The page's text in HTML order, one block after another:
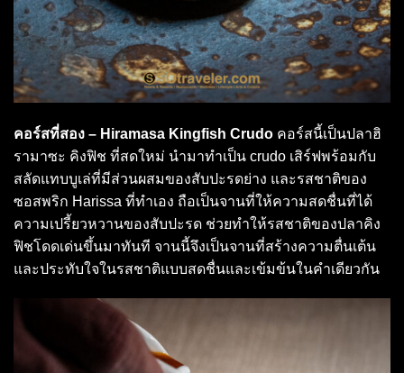
คอร์สที่สอง – Hiramasa Kingfish Crudo คอร์สนี้เป็นปลาฮิ
รามาซะ คิงฟิช ที่สดใหม่ นำมาทำเป็น crudo เสิร์ฟพร้อมกับ
สลัดแทบบูเล่ที่มีส่วนผสมของสับปะรดย่าง และรสชาติของ
ซอสพริก Harissa ที่ทำเอง ถือเป็นจานที่ให้ความสดชื่นที่ได้
ความเปรี้ยวหวานของสับปะรด ช่วยทำให้รสชาติของปลาคิง
ฟิชโดดเด่นขึ้นมาทันที จานนี้จึงเป็นจานที่สร้างความตื่นเต้น
และประทับใจในรสชาติแบบสดชื่นและเข้มข้นในคำเดียวกัน